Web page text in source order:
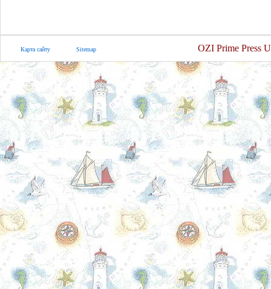
Карта сайту Sitemap OZI Prime Press